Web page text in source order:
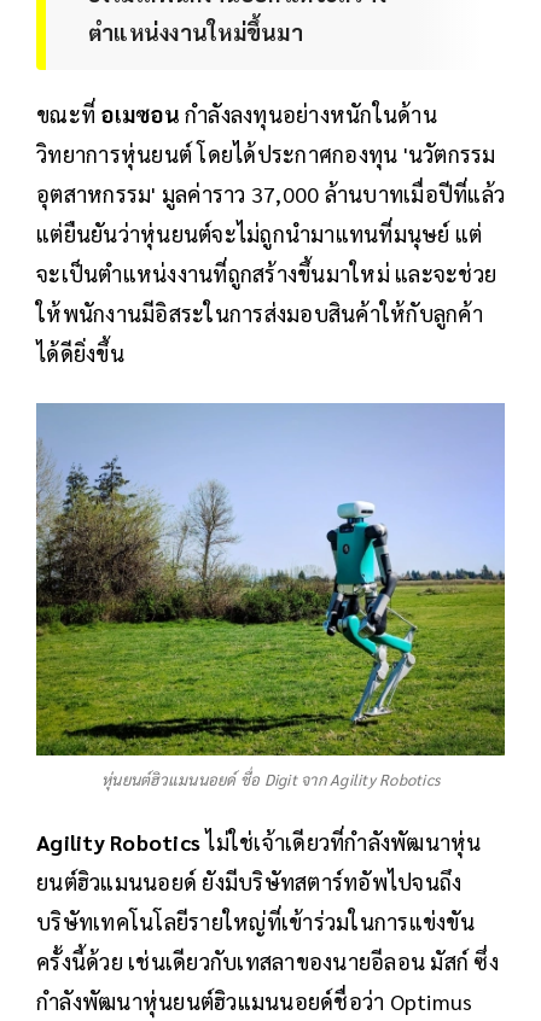
ตำแหน่งงานใหม่ขึ้นมา
ขณะที่ อเมซอน กำลังลงทุนอย่างหนักในด้าน
วิทยาการหุ่นยนต์ โดยได้ประกาศกองทุน 'นวัตกรรม
อุตสาหกรรม' มูลค่าราว 37,000 ล้านบาทเมื่อปีที่แล้ว
แต่ยืนยันว่าหุ่นยนต์จะไม่ถูกนำมาแทนที่มนุษย์ แต่
จะเป็นตำแหน่งงานที่ถูกสร้างขึ้นมาใหม่ และจะช่วย
ให้พนักงานมีอิสระในการส่งมอบสินค้าให้กับลูกค้า
ได้ดียิ่งขึ้น
หุ่นยนต์ฮิวแมนนอยด์ ชื่อ Digit จาก Agility Robotics
Agility Roboticsไม่ใช่เจ้าเดียวที่กำลังพัฒนาหุ่น
ยนต์ฮิวแมนนอยด์ ยังมีบริษัทสตาร์ทอัพไปจนถึง
บริษัทเทคโนโลยีรายใหญ่ที่เข้าร่วมในการแข่งขัน
ครั้งนี้ด้วย เช่นเดียวกับเทสลาของนายอีลอน มัสก์ ซึ่ง
กำลังพัฒนาหุ่นยนต์ฮิวแมนนอยด์ชื่อว่า Optimus